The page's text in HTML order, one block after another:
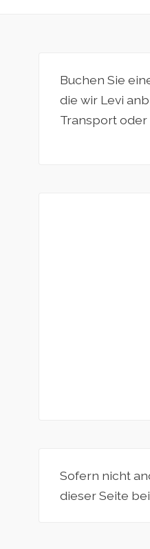
Buchen Sie
die wir Levi
Transport
Sofern nicht
dieser Seite